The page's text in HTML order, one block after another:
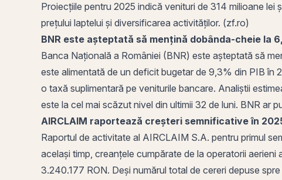
Proiecțiile pentru 2025 indică venituri de 314 milioane
prețului laptelui și diversificarea activităților. (zf.ro)
BNR este așteptată să mențină dobânda-cheie la
Banca Națională a României (BNR) este așteptată să
este alimentată de un deficit bugetar de 9,3% din PIB în
o taxă suplimentară pe veniturile bancare. Analiștii
este la cel mai scăzut nivel din ultimii 32 de luni. BNR ar
AIRCLAIM raportează creșteri semnificative în
Raportul de activitate al AIRCLAIM S.A. pentru primul
același timp, creanțele cumpărate de la operatorii
3.240.177 RON. Deși numărul total de cereri depuse